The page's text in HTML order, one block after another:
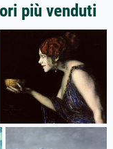
più venduti